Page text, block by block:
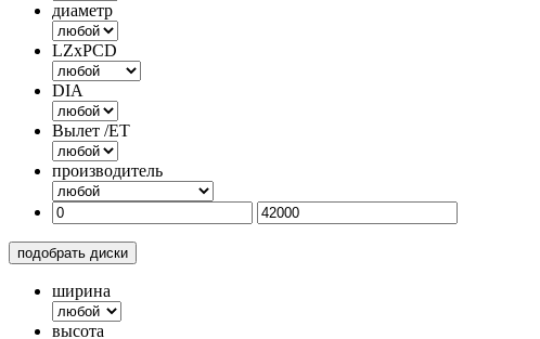
диаметр
LZxPCD
DIA
Вылет /ET
производитель
подобрать диски
ширина
высота